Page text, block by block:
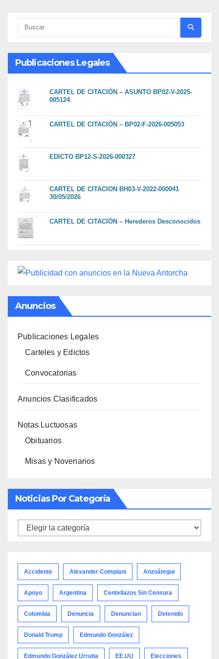
Publicaciones Legales
CARTEL DE CITACIÓN – ASUNTO BP02-V-2025-
005124
CARTEL DE CITACIÓN – BP02-F-2026-005053
EDICTO BP12-S-2026-000327
CARTEL DE CITACION BH03-V-2022-000041
30/05/2026
CARTEL DE CITACIÓN – Herederos Desconocidos
Anuncios
Publicaciones Legales
Carteles y Edictos
Convocatorias
Anuncios Clasificados
Notas Luctuosas
Obituarios
Misas y Novenarios
Noticias Por Categoría
Noticias
Accidente Alexander Compiani Anzoátegui
Apoyo Argentina Centellazos Sin Censura
Colombia Denuncia Denuncian Detenido
Donald Trump Edmundo González
Edmundo González Urrutia EE.UU Elecciones